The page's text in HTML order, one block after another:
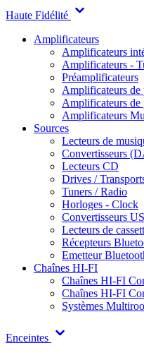
Haute Fidélité
Amplificateurs
Amplificateurs
Amplificateurs -
Préamplificateurs
Amplificateurs de
Amplificateurs de
Amplificateurs
Sources
Lecteurs de
Convertisseurs
Lecteurs CD
Drives /
Tuners / Radio
Horloges - Clock
Convertisseurs
Lecteurs de
Récepteurs
Emetteur
Chaînes HI-FI
Chaînes HI-FI
Chaînes HI-FI
Systèmes
Enceintes